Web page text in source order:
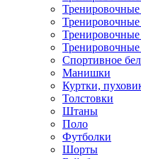
Тренировочные
Спортивное
Манишки
Куртки,
Толстовки
Штаны
Поло
Футболки
Шорты